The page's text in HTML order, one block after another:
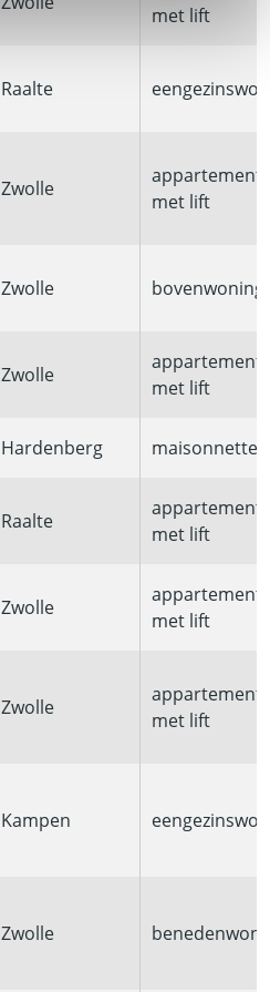
met lift
Raalte
Zwolle
appartement
met lift
Zwolle bovenwoning
Zwolle
appartement
met lift
Hardenberg maisonnette
Raalte
appartement
met lift
Zwolle
appartement
met lift
Zwolle
appartement
met lift
Kampen
Zwolle